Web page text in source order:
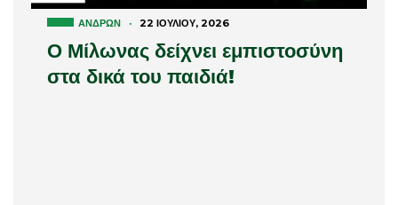
ΑΝΔΡΏΝ · 22 ΙΟΥΛΊΟΥ, 2026
Ο Μίλωνας δείχνει εμπιστοσύνη
στα δικά του παιδιά!